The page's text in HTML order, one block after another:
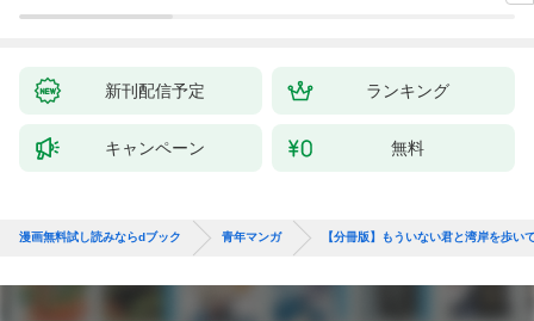
新刊配信予定 ランキング
キャンペーン 無料
漫画無料試し読みならdブック 青年マンガ 【分冊版】もういない君と湾岸を歩い